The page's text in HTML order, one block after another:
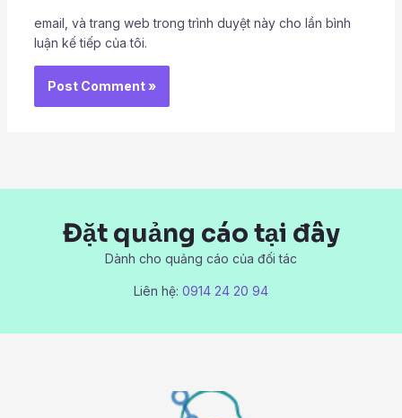
email, và trang web trong trình duyệt này cho lần bình
luận kế tiếp của tôi.
Đặt quảng cáo tại đây
Dành cho quảng cáo của đối tác
Liên hệ: 0914 24 20 94